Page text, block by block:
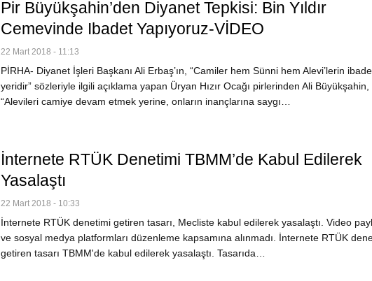
Pir Büyükşahin’den Diyanet Tepkisi: Bin Yıldır
Cemevinde Ibadet Yapıyoruz-VİDEO
22 Mart 2018 - 11:13
PİRHA- Diyanet İşleri Başkanı Ali Erbaş’ın, “Camiler hem Sünni hem Alevi’lerin
yeridir” sözleriyle ilgili açıklama yapan Üryan Hızır Ocağı pirlerinden Ali Büyükşahin,
“Alevileri camiye devam etmek yerine, onların inançlarına saygı…
İnternete RTÜK Denetimi TBMM’de Kabul Edilerek
Yasalaştı
22 Mart 2018 - 10:33
İnternete RTÜK denetimi getiren tasarı, Mecliste kabul edilerek yasalaştı. Video
ve sosyal medya platformları düzenleme kapsamına alınmadı. İnternete RTÜK
getiren tasarı TBMM'de kabul edilerek yasalaştı. Tasarıda…